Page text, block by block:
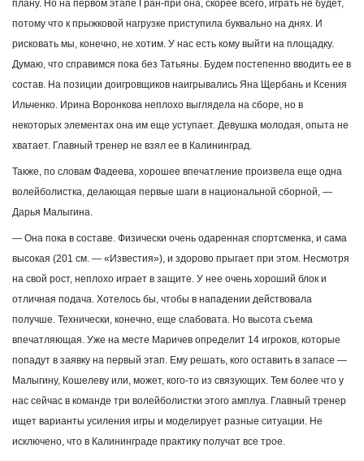
плану. Но на первом этапе Гран-при она, скорее всего, играть не будет,
потому что к прыжковой нагрузке приступила буквально на днях. И
рисковать мы, конечно, не хотим. У нас есть кому выйти на площадку.
Думаю, что справимся пока без Татьяны. Будем постепенно вводить ее в
состав. На позиции доигровщиков наигрывались Яна Щербань и Ксения
Ильченко. Ирина Воронкова неплохо выглядела на сборе, но в
некоторых элементах она им еще уступает. Девушка молодая, опыта не
хватает. Главный тренер не взял ее в Калининград.
Также, по словам Фадеева, хорошее впечатление произвела еще одна
волейболистка, делающая первые шаги в национальной сборной, —
Дарья Малыгина.
— Она пока в составе. Физически очень одаренная спортсменка, и сама
высокая (201 см. — «Известия»), и здорово прыгает при этом. Несмотря
на свой рост, неплохо играет в защите. У нее очень хороший блок и
отличная подача. Хотелось бы, чтобы в нападении действовала
получше. Технически, конечно, еще слабовата. Но высота съема
впечатляющая. Уже на месте Маричев определит 14 игроков, которые
попадут в заявку на первый этап. Ему решать, кого оставить в запасе —
Малыгину, Кошелеву или, может, кого-то из связующих. Тем более что у
нас сейчас в команде три волейболистки этого амплуа. Главный тренер
ищет варианты усиления игры и моделирует разные ситуации. Не
исключено, что в Калининграде практику получат все трое.